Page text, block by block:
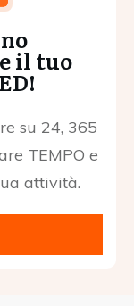
il tuo
su 24, 365
TEMPO e
attività.